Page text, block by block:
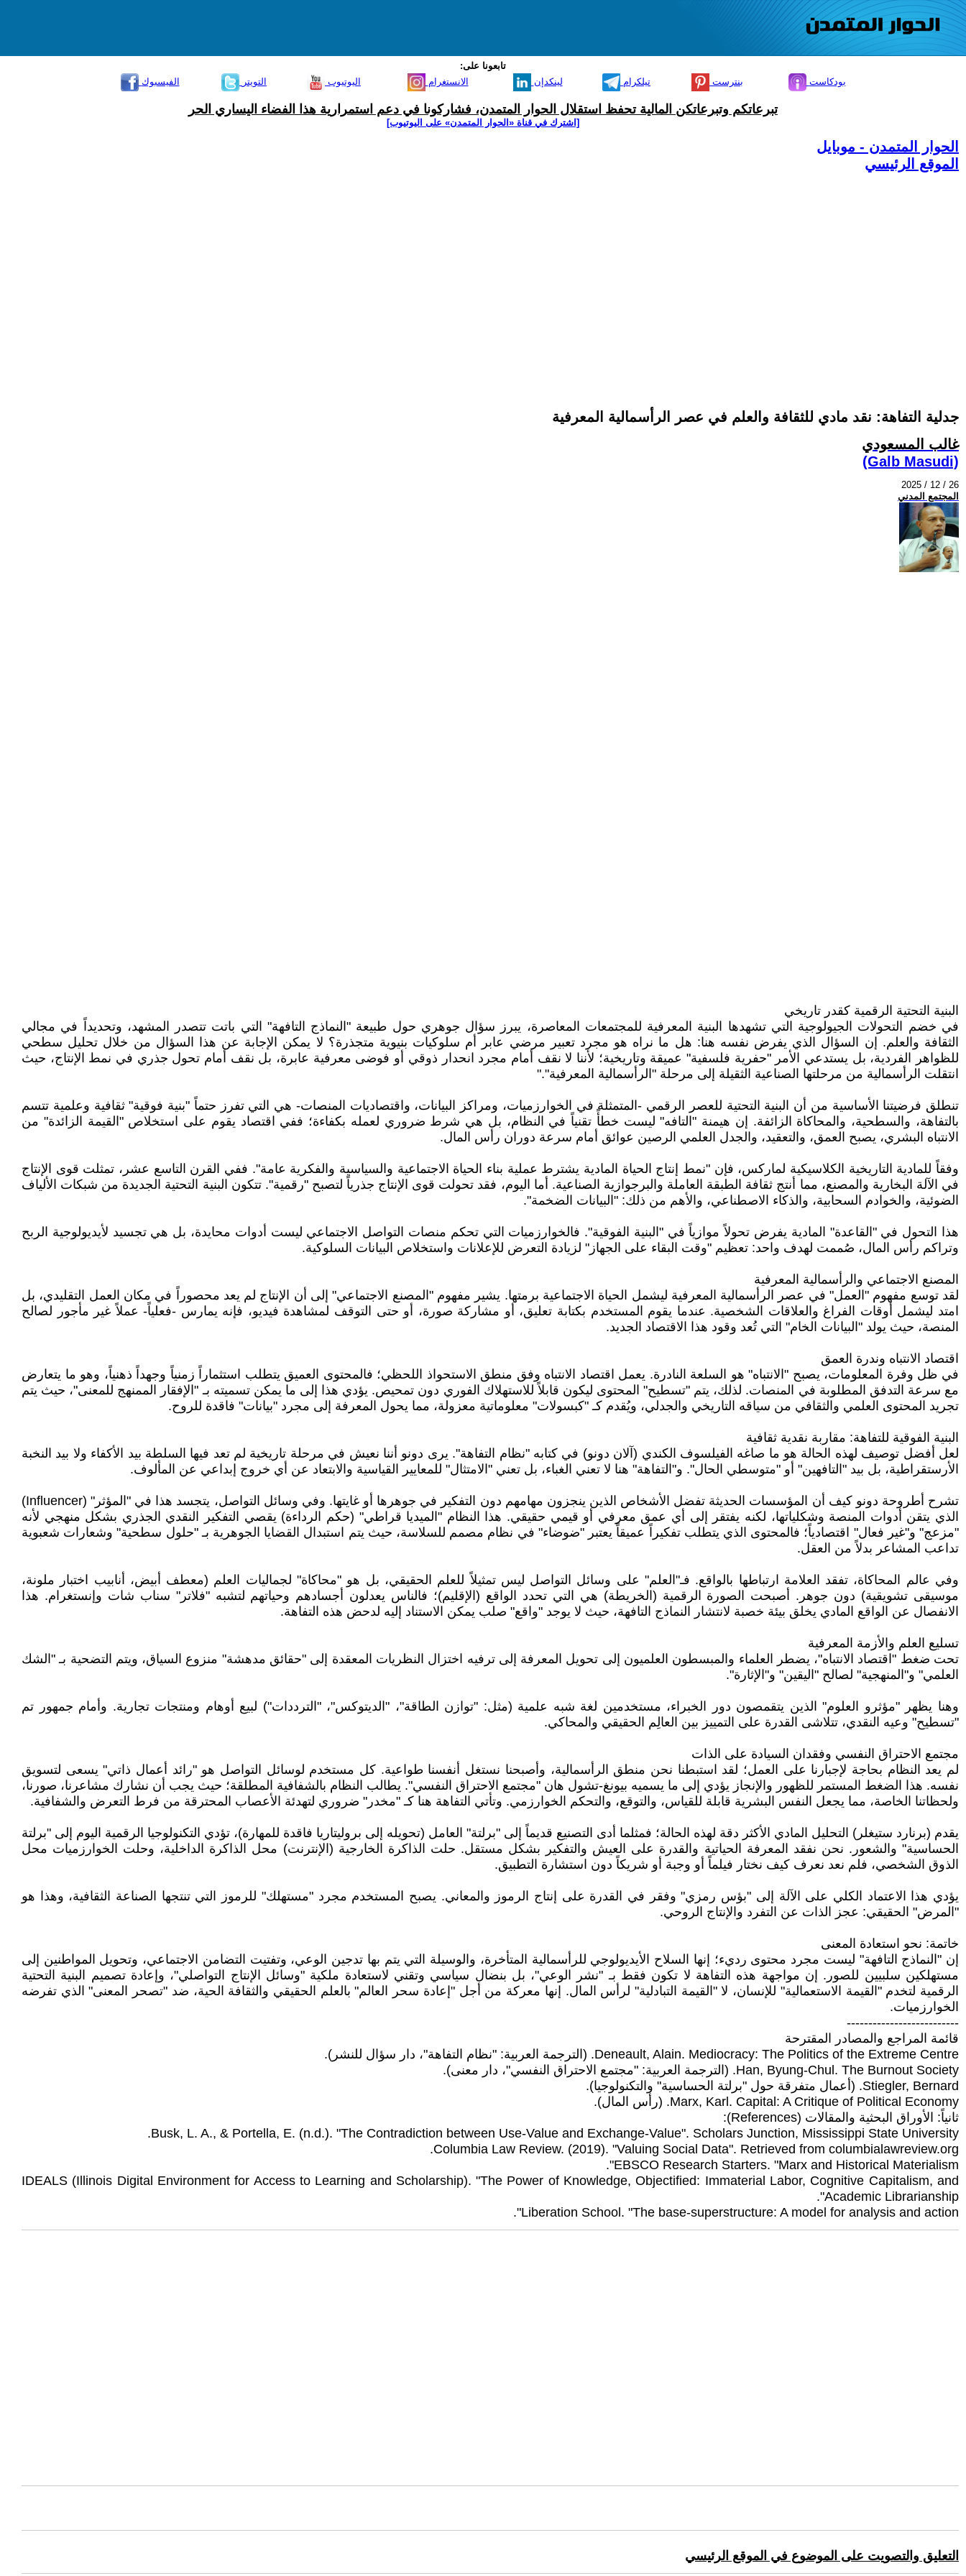
تابعونا على:
الفيسبوك
التويتر اليوتيوب الانستغرام لينكدإن تيلكرام بنترست بودكاست
تبرعاتكم وتبرعاتكن المالية تحفظ استقلال الحوار المتمدن، فشاركونا في دعم استمرارية هذا الفضاء اليساري الحر
[اشترك في قناة ‫«الحوار المتمدن» على اليوتيوب]
الحوار المتمدن - موبايل
الموقع الرئيسي
جدلية التفاهة: نقد مادي للثقافة والعلم في عصر الرأسمالية المعرفية
غالب المسعودي
(Galb Masudi)
2025 / 12 / 26
المجتمع المدني
البنية التحتية الرقمية كقدر تاريخي
في خضم التحولات الجيولوجية التي تشهدها البنية المعرفية للمجتمعات المعاصرة، يبرز سؤال جوهري حول طبيعة "النماذج التافهة" التي باتت تتصدر المشهد، وتحديداً في مجالي
الثقافة والعلم. إن السؤال الذي يفرض نفسه هنا: هل ما نراه هو مجرد تعبير مرضي عابر أم سلوكيات بنيوية متجذرة؟ لا يمكن الإجابة عن هذا السؤال من خلال تحليل سطحي
للظواهر الفردية، بل يستدعي الأمر "حفرية فلسفية" عميقة وتاريخية؛ لأننا لا نقف أمام مجرد انحدار ذوقي أو فوضى معرفية عابرة، بل نقف أمام تحول جذري في نمط الإنتاج، حيث
انتقلت الرأسمالية من مرحلتها الصناعية الثقيلة إلى مرحلة "الرأسمالية المعرفية"."
تنطلق فرضيتنا الأساسية من أن البنية التحتية للعصر الرقمي -المتمثلة في الخوارزميات، ومراكز البيانات، واقتصاديات المنصات- هي التي تفرز حتماً "بنية فوقية" ثقافية وعلمية تتسم
بالتفاهة، والسطحية، والمحاكاة الزائفة. إن هيمنة "التافه" ليست خطأً تقنياً في النظام، بل هي شرط ضروري لعمله بكفاءة؛ ففي اقتصاد يقوم على استخلاص "القيمة الزائدة" من
الانتباه البشري، يصبح العمق، والتعقيد، والجدل العلمي الرصين عوائق أمام سرعة دوران رأس المال.
وفقاً للمادية التاريخية الكلاسيكية لماركس، فإن "نمط إنتاج الحياة المادية يشترط عملية بناء الحياة الاجتماعية والسياسية والفكرية عامة". ففي القرن التاسع عشر، تمثلت قوى الإنتاج
في الآلة البخارية والمصنع، مما أنتج ثقافة الطبقة العاملة والبرجوازية الصناعية. أما اليوم، فقد تحولت قوى الإنتاج جذرياً لتصبح "رقمية". تتكون البنية التحتية الجديدة من شبكات الألياف
الضوئية، والخوادم السحابية، والذكاء الاصطناعي، والأهم من ذلك: "البيانات الضخمة".
هذا التحول في "القاعدة" المادية يفرض تحولاً موازياً في "البنية الفوقية". فالخوارزميات التي تحكم منصات التواصل الاجتماعي ليست أدوات محايدة، بل هي تجسيد لأيديولوجية الربح
وتراكم رأس المال، صُممت لهدف واحد: تعظيم "وقت البقاء على الجهاز" لزيادة التعرض للإعلانات واستخلاص البيانات السلوكية.
المصنع الاجتماعي والرأسمالية المعرفية
لقد توسع مفهوم "العمل" في عصر الرأسمالية المعرفية ليشمل الحياة الاجتماعية برمتها. يشير مفهوم "المصنع الاجتماعي" إلى أن الإنتاج لم يعد محصوراً في مكان العمل التقليدي، بل
امتد ليشمل أوقات الفراغ والعلاقات الشخصية. عندما يقوم المستخدم بكتابة تعليق، أو مشاركة صورة، أو حتى التوقف لمشاهدة فيديو، فإنه يمارس -فعلياً- عملاً غير مأجور لصالح
المنصة، حيث يولد "البيانات الخام" التي تُعد وقود هذا الاقتصاد الجديد.
اقتصاد الانتباه وندرة العمق
في ظل وفرة المعلومات، يصبح "الانتباه" هو السلعة النادرة. يعمل اقتصاد الانتباه وفق منطق الاستحواذ اللحظي؛ فالمحتوى العميق يتطلب استثماراً زمنياً وجهداً ذهنياً، وهو ما يتعارض
مع سرعة التدفق المطلوبة في المنصات. لذلك، يتم "تسطيح" المحتوى ليكون قابلاً للاستهلاك الفوري دون تمحيص. يؤدي هذا إلى ما يمكن تسميته بـ "الإفقار الممنهج للمعنى"، حيث يتم
تجريد المحتوى العلمي والثقافي من سياقه التاريخي والجدلي، ويُقدم كـ "كبسولات" معلوماتية معزولة، مما يحول المعرفة إلى مجرد "بيانات" فاقدة للروح.
البنية الفوقية للتفاهة: مقاربة نقدية ثقافية
لعل أفضل توصيف لهذه الحالة هو ما صاغه الفيلسوف الكندي (آلان دونو) في كتابه "نظام التفاهة". يرى دونو أننا نعيش في مرحلة تاريخية لم تعد فيها السلطة بيد الأكفاء ولا بيد النخبة
الأرستقراطية، بل بيد "التافهين" أو "متوسطي الحال". و"التفاهة" هنا لا تعني الغباء، بل تعني "الامتثال" للمعايير القياسية والابتعاد عن أي خروج إبداعي عن المألوف.
تشرح أطروحة دونو كيف أن المؤسسات الحديثة تفضل الأشخاص الذين ينجزون مهامهم دون التفكير في جوهرها أو غايتها. وفي وسائل التواصل، يتجسد هذا في "المؤثر" (Influencer)
الذي يتقن أدوات المنصة وشكلياتها، لكنه يفتقر إلى أي عمق معرفي أو قيمي حقيقي. هذا النظام "الميديا قراطي" (حكم الرداءة) يقصي التفكير النقدي الجذري بشكل منهجي لأنه
"مزعج" و"غير فعال" اقتصادياً؛ فالمحتوى الذي يتطلب تفكيراً عميقاً يعتبر "ضوضاء" في نظام مصمم للسلاسة، حيث يتم استبدال القضايا الجوهرية بـ "حلول سطحية" وشعارات شعبوية
تداعب المشاعر بدلاً من العقل.
وفي عالم المحاكاة، تفقد العلامة ارتباطها بالواقع. فـ"العلم" على وسائل التواصل ليس تمثيلاً للعلم الحقيقي، بل هو "محاكاة" لجماليات العلم (معطف أبيض، أنابيب اختبار ملونة،
موسيقى تشويقية) دون جوهر. أصبحت الصورة الرقمية (الخريطة) هي التي تحدد الواقع (الإقليم)؛ فالناس يعدلون أجسادهم وحياتهم لتشبه "فلاتر" سناب شات وإنستغرام. هذا
الانفصال عن الواقع المادي يخلق بيئة خصبة لانتشار النماذج التافهة، حيث لا يوجد "واقع" صلب يمكن الاستناد إليه لدحض هذه التفاهة.
تسليع العلم والأزمة المعرفية
تحت ضغط "اقتصاد الانتباه"، يضطر العلماء والمبسطون العلميون إلى تحويل المعرفة إلى ترفيه اختزال النظريات المعقدة إلى "حقائق مدهشة" منزوع السياق، ويتم التضحية بـ "الشك
العلمي" و"المنهجية" لصالح "اليقين" و"الإثارة".
وهنا يظهر "مؤثرو العلوم" الذين يتقمصون دور الخبراء، مستخدمين لغة شبه علمية (مثل: "توازن الطاقة"، "الديتوكس"، "الترددات") لبيع أوهام ومنتجات تجارية. وأمام جمهور تم
"تسطيح" وعيه النقدي، تتلاشى القدرة على التمييز بين العالِم الحقيقي والمحاكي.
مجتمع الاحتراق النفسي وفقدان السيادة على الذات
لم يعد النظام بحاجة لإجبارنا على العمل؛ لقد استبطنا نحن منطق الرأسمالية، وأصبحنا نستغل أنفسنا طواعية. كل مستخدم لوسائل التواصل هو "رائد أعمال ذاتي" يسعى لتسويق
نفسه. هذا الضغط المستمر للظهور والإنجاز يؤدي إلى ما يسميه بيونغ-تشول هان "مجتمع الاحتراق النفسي". يطالب النظام بالشفافية المطلقة؛ حيث يجب أن نشارك مشاعرنا، صورنا،
ولحظاتنا الخاصة، مما يجعل النفس البشرية قابلة للقياس، والتوقع، والتحكم الخوارزمي. وتأتي التفاهة هنا كـ "مخدر" ضروري لتهدئة الأعصاب المحترقة من فرط التعرض والشفافية.
يقدم (برنارد ستيغلر) التحليل المادي الأكثر دقة لهذه الحالة؛ فمثلما أدى التصنيع قديماً إلى "برلتة" العامل (تحويله إلى بروليتاريا فاقدة للمهارة)، تؤدي التكنولوجيا الرقمية اليوم إلى "برلتة
الحساسية" والشعور. نحن نفقد المعرفة الحياتية والقدرة على العيش والتفكير بشكل مستقل. حلت الذاكرة الخارجية (الإنترنت) محل الذاكرة الداخلية، وحلت الخوارزميات محل
الذوق الشخصي، فلم نعد نعرف كيف نختار فيلماً أو وجبة أو شريكاً دون استشارة التطبيق.
يؤدي هذا الاعتماد الكلي على الآلة إلى "بؤس رمزي" وفقر في القدرة على إنتاج الرموز والمعاني. يصبح المستخدم مجرد "مستهلك" للرموز التي تنتجها الصناعة الثقافية، وهذا هو
"المرض" الحقيقي: عجز الذات عن التفرد والإنتاج الروحي.
خاتمة: نحو استعادة المعنى
إن "النماذج التافهة" ليست مجرد محتوى رديء؛ إنها السلاح الأيديولوجي للرأسمالية المتأخرة، والوسيلة التي يتم بها تدجين الوعي، وتفتيت التضامن الاجتماعي، وتحويل المواطنين إلى
مستهلكين سلبيين للصور. إن مواجهة هذه التفاهة لا تكون فقط بـ "نشر الوعي"، بل بنضال سياسي وتقني لاستعادة ملكية "وسائل الإنتاج التواصلي"، وإعادة تصميم البنية التحتية
الرقمية لتخدم "القيمة الاستعمالية" للإنسان، لا "القيمة التبادلية" لرأس المال. إنها معركة من أجل "إعادة سحر العالم" بالعلم الحقيقي والثقافة الحية، ضد "تصحر المعنى" الذي تفرضه
الخوارزميات.
--------------------------
قائمة المراجع والمصادر المقترحة
Deneault, Alain. Mediocracy: The Politics of the Extreme Centre. (الترجمة العربية: "نظام التفاهة"، دار سؤال للنشر).
Han, Byung-Chul. The Burnout Society. (الترجمة العربية: "مجتمع الاحتراق النفسي"، دار معنى).
Stiegler, Bernard. (أعمال متفرقة حول "برلتة الحساسية" والتكنولوجيا).
Marx, Karl. Capital: A Critique of Political Economy. (رأس المال).
ثانياً: الأوراق البحثية والمقالات (References):
Busk, L. A., & Portella, E. (n.d.). "The Contradiction between Use-Value and Exchange-Value". Scholars Junction, Mississippi State University.
Columbia Law Review. (2019). "Valuing Social Data". Retrieved from columbialawreview.org.
EBSCO Research Starters. "Marx and Historical Materialism".
IDEALS (Illinois Digital Environment for Access to Learning and Scholarship). "The Power of Knowledge, Objectified: Immaterial Labor, Cognitive Capitalism, and
Academic Librarianship".
Liberation School. "The base-superstructure: A model for analysis and action".
التعليق والتصويت على الموضوع في الموقع الرئيسي